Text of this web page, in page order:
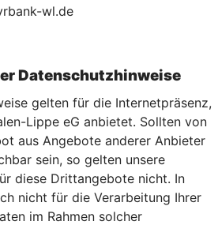
wl.de
Datenschutzhinweise
gelten für die Internetpräsenz,
Lippe eG anbietet. Sollten von
aus Angebote anderer Anbieter
sein, so gelten unsere
diese Drittangebote nicht. In
nicht für die Verarbeitung Ihrer
im Rahmen solcher